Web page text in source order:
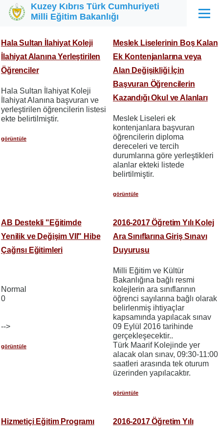
Ana içeriğe atla
Kuzey Kıbrıs Türk Cumhuriyeti
Milli Eğitim Bakanlığı
Menü
Hala Sultan İlahiyat Koleji
İlahiyat Alanına Yerleştirilen
Öğrenciler
Hala Sultan İlahiyat Koleji
İlahiyat Alanına başvuran ve
yerleştirilen öğrencilerin listesi
ekte belirtilmiştir.
görüntüle
Meslek Liselerinin Boş Kalan
Ek Kontenjanlarına veya
Alan Değişikliği İçin
Başvuran Öğrencilerin
Kazandığı Okul ve Alanları
Meslek Liseleri ek
kontenjanlara başvuran
öğrencilerin diploma
dereceleri ve tercih
durumlarına göre yerleştikleri
alanlar ekteki listede
belirtilmiştir.
görüntüle
AB Destekli "Eğitimde
Yenilik ve Değişim VII" Hibe
Çağrısı Eğitimleri
Normal
0
-->
görüntüle
2016-2017 Öğretim Yılı Kolej
Ara Sınıflarına Giriş Sınavı
Duyurusu
Milli Eğitim ve Kültür
Bakanlığına bağlı resmi
kolejlerin ara sınıflarının
öğrenci sayılarına bağlı olarak
belirlenmiş ihtiyaçlar
kapsamında yapılacak sınav
09 Eylül 2016 tarihinde
gerçekleşecektir..
Türk Maarif Kolejinde yer
alacak olan sınav, 09:30-11:00
saatleri arasında tek oturum
üzerinden yapılacaktır.
görüntüle
Hizmetiçi Eğitim Programı
2016-2017 Öğretim Yılı